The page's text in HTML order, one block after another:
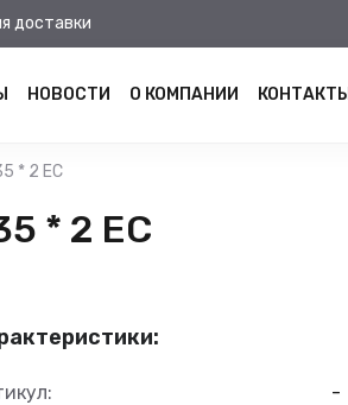
доставки
НОВОСТИ О КОМПАНИИ КОНТАКТЫ
* 2 ЕС
* 2 ЕС
-